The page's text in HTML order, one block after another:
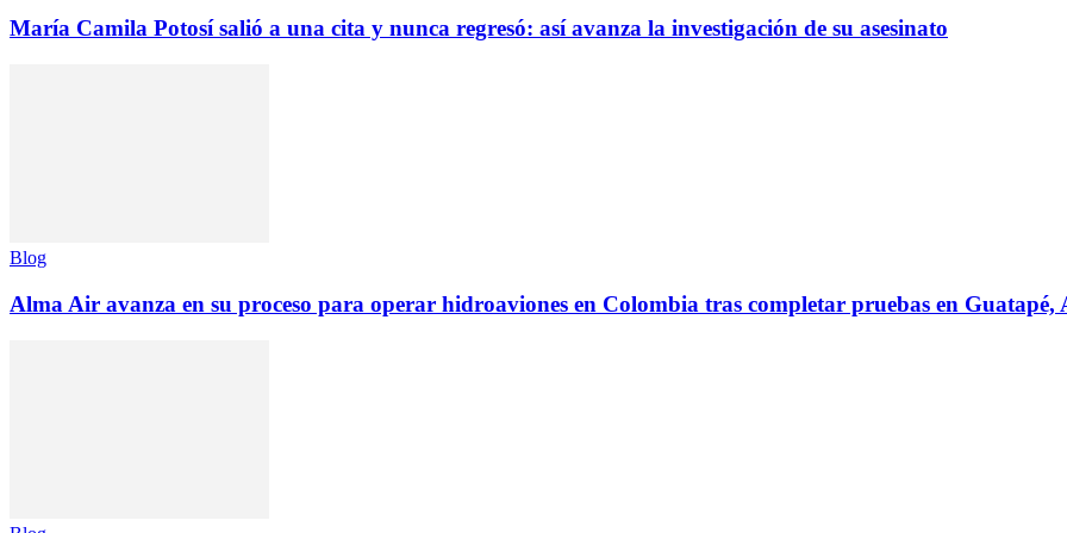
María Camila Potosí salió a una cita y nunca regresó: así avanza la investigación de su asesinato
Blog
Alma Air avanza en su proceso para operar hidroaviones en Colombia tras completar pruebas en Guatapé,